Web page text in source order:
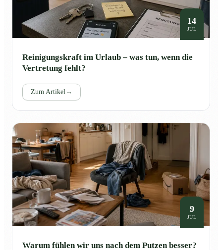
14
JUL
Reinigungskraft im Urlaub – was tun, wenn die
Vertretung fehlt?
Zum Artikel →
9
JUL
Warum fühlen wir uns nach dem Putzen besser?